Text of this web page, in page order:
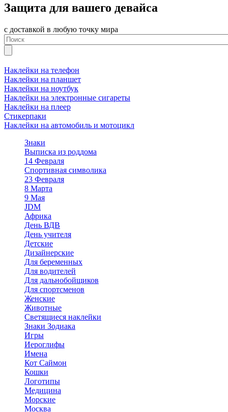
Защита для вашего девайса
с доставкой в любую точку мира
Наклейки на телефон
Наклейки на планшет
Наклейки на ноутбук
Наклейки на электронные сигареты
Наклейки на плеер
Стикерпаки
Наклейки на автомобиль и мотоцикл
Знаки
Выписка из роддома
14 Февраля
Спортивная символика
23 Февраля
8 Марта
9 Мая
JDM
Африка
День ВДВ
День учителя
Детские
Дизайнерские
Для беременных
Для водителей
Для дальнобойщиков
Для спортсменов
Женские
Животные
Светящиеся наклейки
Знаки Зодиака
Игры
Иероглифы
Имена
Кот Саймон
Кошки
Логотипы
Медицина
Морские
Москва